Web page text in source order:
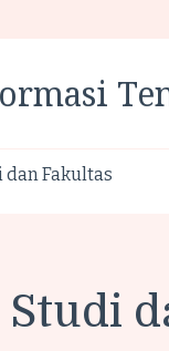
dan Fakultas